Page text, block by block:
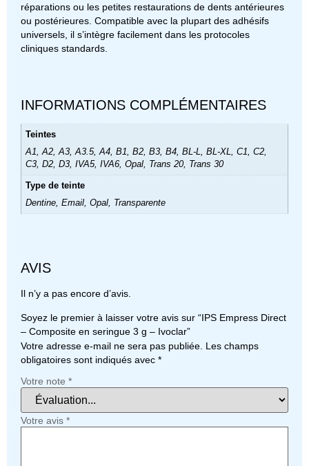
réparations ou les petites restaurations de dents antérieures
ou postérieures. Compatible avec la plupart des adhésifs
universels, il s’intègre facilement dans les protocoles
cliniques standards.
INFORMATIONS COMPLÉMENTAIRES
Teintes
A1, A2, A3, A3.5, A4, B1, B2, B3, B4, BL-L, BL-XL, C1, C2,
C3, D2, D3, IVA5, IVA6, Opal, Trans 20, Trans 30
Type de teinte
Dentine, Email, Opal, Transparente
AVIS
Il n’y a pas encore d’avis.
Soyez le premier à laisser votre avis sur “IPS Empress Direct
– Composite en seringue 3 g – Ivoclar”
Votre adresse e-mail ne sera pas publiée. Les champs
obligatoires sont indiqués avec *
Votre note *
Votre avis *